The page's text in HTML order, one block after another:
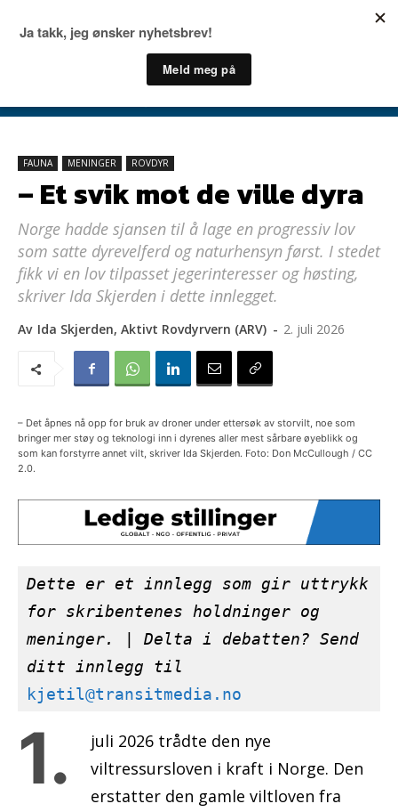
FAUNA MENINGER ROVDYR
– Et svik mot de ville dyra
Norge hadde sjansen til å lage en progressiv lov
som satte dyrevelferd og naturhensyn først. I stedet
fikk vi en lov tilpasset jegerinteresser og høsting,
skriver Ida Skjerden i dette innlegget.
Av Ida Skjerden, Aktivt Rovdyrvern (ARV) - 2. juli 2026
– Det åpnes nå opp for bruk av droner under ettersøk av storvilt, noe som
bringer mer støy og teknologi inn i dyrenes aller mest sårbare øyeblikk og
som kan forstyrre annet vilt, skriver Ida Skjerden. Foto: Don McCullough / CC
2.0.
Dette er et innlegg som gir uttrykk
for skribentenes holdninger og
meninger.
Delta i debatten? Send
kjetil@transitmedia.no
1.
juli 2026 trådte den nye
viltressursloven i kraft i Norge. Den
erstatter den gamle viltloven fra